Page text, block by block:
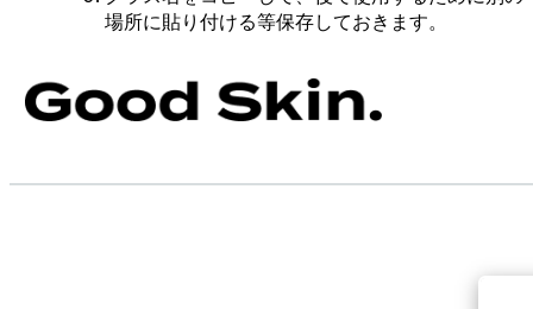
場所に貼り付ける等保存しておきます。